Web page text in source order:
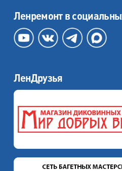
Ленремонт в
ЛенДрузья